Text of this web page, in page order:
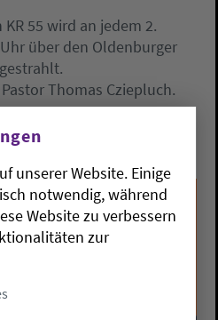
55 wird an jedem 2.
über den Oldenburger
Thomas Cziepluch.
unserer Website. Einige
notwendig, während
Website zu verbessern
zur